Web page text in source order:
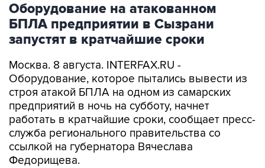
Оборудование на атакованном
БПЛА предприятии в Сызрани
запустят в кратчайшие сроки
Москва. 8 августа. INTERFAX.RU -
Оборудование, которое пытались вывести из
строя атакой БПЛА на одном из самарских
предприятий в ночь на субботу, начнет
работать в кратчайшие сроки, сообщает пресс-
служба регионального правительства со
ссылкой на губернатора Вячеслава
Федорищева.